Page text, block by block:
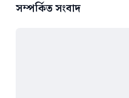
সম্পর্কিত সংবাদ